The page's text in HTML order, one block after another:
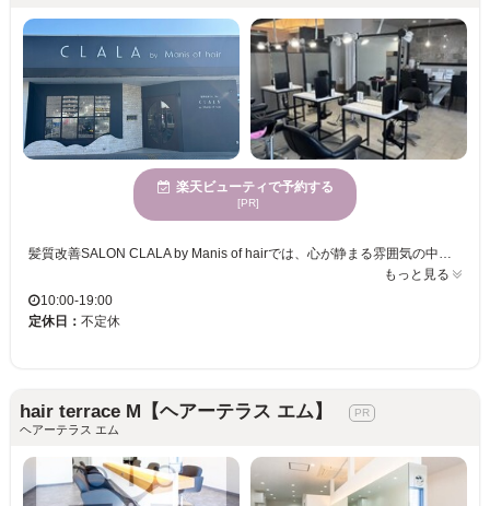
楽天ビューティで予約する
[PR]
髪質改善SALON CLALA by Manis of hairでは、心が静まる雰囲気の中で、自分の髪に自信を取り戻すお手伝いをしています。ダメージや加齢で悩む髪に独自のトリートメントを施し、しなやかで潤いのある美しい髪へと導きます。女性に人気があり、丁寧なカウンセリングを通じ、理想のスタイルを実現可能に。スタイリングしやすい髪型を提供することで、毎日のセルフケアも楽に。駐車場やクレジットカードといった便利な設備も揃っており、気軽にご利用いただけます。あなたの髪の可能性を引き出し、より魅力的に変身するお手伝いをぜひお任せください。
もっと見る
10:00-19:00
定休日： 不定休
hair terrace M【ヘアーテラス エム】
ヘアーテラス エム